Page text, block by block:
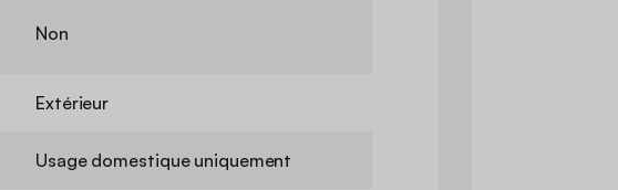
Non
Extérieur
Usage domestique uniquement